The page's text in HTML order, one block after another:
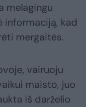
melagingu
informaciją, kad
mergaitės.
vairuoju
maisto, juo
iš darželio